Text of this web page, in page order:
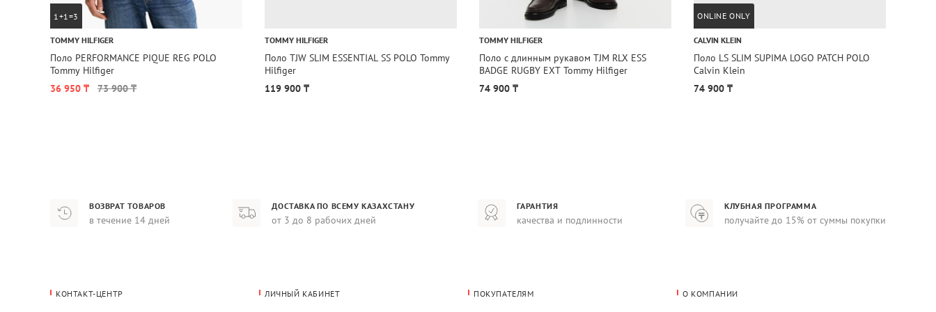
1+1=3
TOMMY HILFIGER
Поло PERFORMANCE PIQUE REG POLO
Tommy Hilfiger
36 950 ₸
73 900 ₸
TOMMY HILFIGER
Поло TJW SLIM ESSENTIAL SS POLO Tommy
Hilfiger
119 900 ₸
TOMMY HILFIGER
Поло с длинным рукавом TJM RLX ESS
BADGE RUGBY EXT Tommy Hilfiger
74 900 ₸
ONLINE ONLY
CALVIN KLEIN
Поло LS SLIM SUPIMA LOGO PATCH POLO
Calvin Klein
74 900 ₸
ВОЗВРАТ ТОВАРОВ
в течение 14 дней
ДОСТАВКА ПО ВСЕМУ КАЗАХСТАНУ
от 3 до 8 рабочих дней
ГАРАНТИЯ
качества и подлинности
КЛУБНАЯ ПРОГРАММА
получайте до 15% от суммы покупки
КОНТАКТ-ЦЕНТР ЛИЧНЫЙ КАБИНЕТ ПОКУПАТЕЛЯМ О КОМПАНИИ